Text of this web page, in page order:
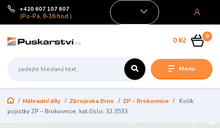
Menu
+420 607 107 607
(Po-Pá, 8-16 hod.)
0
0 Kč
Náhradní díly Zbrojovka Brno ZP - Brokovnice
Kolík
pojistky ZP – Brokovnice, kat.číslo: 32.3533